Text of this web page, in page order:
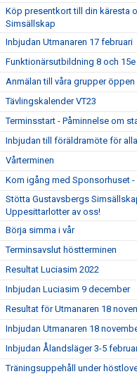
Köp presentkort till din käresta
Simsällskap
Inbjudan Utmanaren 17 februari
Funktionärsutbildning 8 och
Anmälan till våra grupper öppen
Tävlingskalender VT23
Terminsstart - Påminnelse om
Inbjudan till föräldramöte för
Vårterminen
Kom igång med Sponsorhuset
Stötta Gustavsbergs
Uppesittarlotter av oss!
Börja simma i vår
Terminsavslut höstterminen
Resultat Luciasim 2022
Inbjudan Luciasim 9 december
Resultat för Utmanaren 18
Inbjudan Utmanaren 18
Inbjudan Ålandsläger 3-5
Träningsuppehåll under